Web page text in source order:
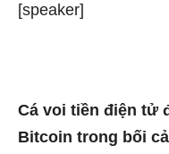
[speaker]
Cá voi tiền điện tử
Bitcoin trong bối